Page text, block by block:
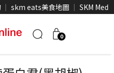
skm eats美食地圖 SKM Media
0